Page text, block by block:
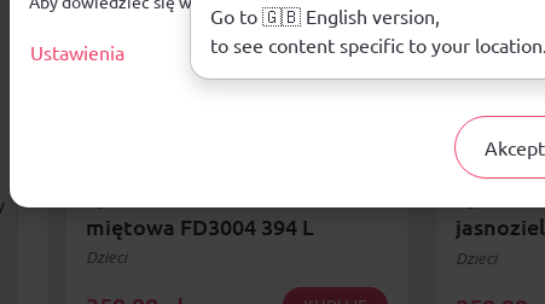
miętowa FD3004 394 L
Dzieci
Bluza
Dzieci
Ustawienia
Go to 🇬🇧 English version,
to see content specific to your location.